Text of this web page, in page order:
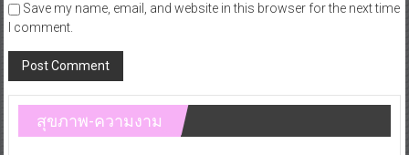
Save my name, email, and website in this browser for the next time
I comment.
สุขภาพ-ความงาม